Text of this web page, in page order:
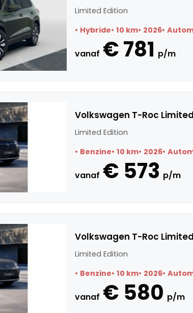
Limited Edition
Hybride 10 km 2026
vanaf € 781 p/m
Volkswagen T-Roc
Limited Edition
Benzine 10 km 2026
vanaf € 573 p/m
Volkswagen T-Roc
Limited Edition
Benzine 10 km 2026
vanaf € 580 p/m